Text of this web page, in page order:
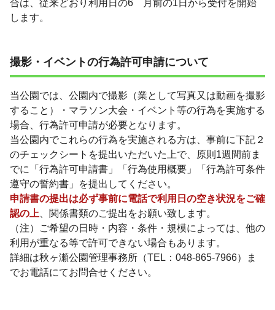
合は、従来どおり利用日の6ゕ月前の1日から受付を開始
します。
撮影・イベントの行為許可申請について
当公園では、公園内で撮影（業として写真又は動画を撮影
すること）・マラソン大会・イベント等の行為を実施する
場合、行為許可申請が必要となります。
当公園内でこれらの行為を実施される方は、事前に下記２
のチェックシートを提出いただいた上で、原則1週間前ま
でに「行為許可申請書」「行為使用概要」「行為許可条件
遵守の誓約書」を提出してください。
申請書の提出は必ず事前に電話で利用日の空き状況をご確
認の上 、関係書類のご提出をお願い致します。
（注）ご希望の日時・内容・条件・規模によっては、他の
利用が重なる等で許可できない場合もあります。
詳細は秋ヶ瀬公園管理事務所（TEL：048-865-7966）ま
でお電話にてお問合せください。